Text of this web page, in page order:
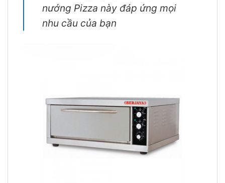
nướng Pizza này đáp ứng mọi
nhu cầu của bạn